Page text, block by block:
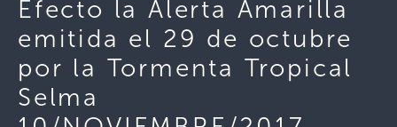
Efecto la Alerta Amarilla
emitida el 29 de octubre
por la Tormenta Tropical
Selma